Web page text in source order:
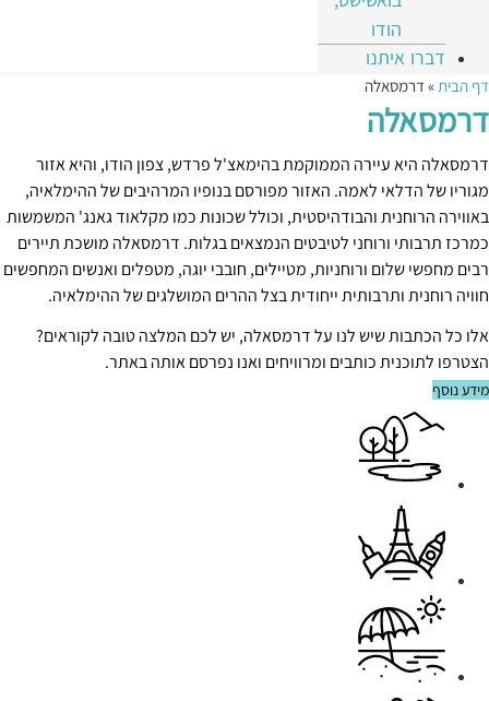
הודו
דברו איתנו
דף הבית »דרמסאלה
דרמסאלה
דרמסאלה היא עיירה הממוקמת בהימאצ'ל פרדש, צפון הודו, והיא אזור
מגוריו של הדלאי לאמה. האזור מפורסם בנופיו המרהיבים של ההימלאיה,
באווירה הרוחנית והבודהיסטית, וכולל שכונות כמו מקלאוד גאנג' המשמשות
כמרכז תרבותי ורוחני לטיבטים הנמצאים בגלות. דרמסאלה מושכת תיירים
רבים מחפשי שלום ורוחניות, מטיילים, חובבי יוגה, מטפלים ואנשים המחפשים
חוויה רוחנית ותרבותית ייחודית בצל ההרים המושלגים של ההימלאיה.
אלו כל הכתבות שיש לנו על דרמסאלה, יש לכם המלצה טובה לקוראים?
הצטרפו לתוכנית כותבים ומרוויחים ואנו נפרסם אותה באתר.
מידע נוסף